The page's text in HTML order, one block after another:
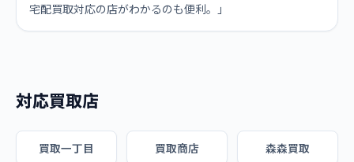
宅配買取対応の店がわかるのも便利。」
対応買取店
買取一丁目 買取商店 森森買取